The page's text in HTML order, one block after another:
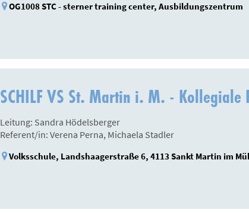
OG1008 STC - sterner training center, Ausbildungszentrum
SCHILF VS St. Martin i. M. -
Leitung: Sandra Hödelsberger
Referent/in: Verena Perna, Michaela Stadler
Volksschule, Landshaagerstraße 6, 4113 Sankt Martin im